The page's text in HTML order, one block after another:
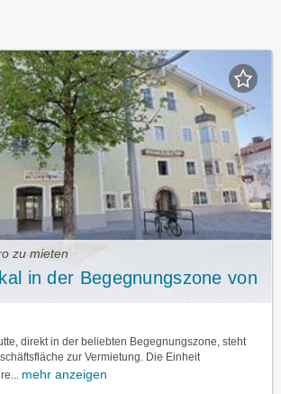
zu mieten
in der Begegnungszone von
direkt in der beliebten Begegnungszone, steht
zur Vermietung. Die Einheit
mehr anzeigen